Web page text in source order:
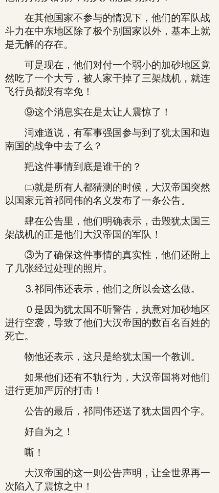
在其他国家不参与的情况下，他们的军队战
斗力在中东地区除了极个别国家以外，基本上就
是无解的存在。
可是现在，他们对付一个弱小的加砂地区竟
然吃了一个大亏，被人家干掉了三架战机，就连
飞行员都没有幸免！
⑨这个消息实在是太让人震惊了！
泀难道说，有军事强国参与到了犹太国和迦
南国的战争中去了么？
羓这件事情到底是谁干的？
㈡就是所有人都猜测的时候，大汉帝国突然
以国家元首祁同伟的名义发布了一条公告。
肆在公告里，他们明确表示，击毁犹太国三
架战机的正是他们大汉帝国的军队！
③为了确保这件事情的真实性，他们还附上
了几张经过处理的照片。
⒊祁同伟还表示，他们之所以会这么做。
０是因为犹太国不听警告，执意对加砂地区
进行空袭，导致了他们大汉帝国的数百名百姓的
死亡。
物他还表示，这只是给犹太国一个教训。
如果他们还有不轨行为，大汉帝国将对他们
进行更加严厉的打击！
公告的最后，祁同伟还送了犹太国四个字。
好自为之！
嘶！
大汉帝国的这一则公告声明，让全世界再一
次陷入了震惊之中！